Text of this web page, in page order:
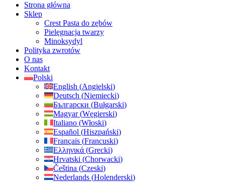
Strona główna
Sklep
Crest Pasta do zębów
Pielęgnacja twarzy
Minoksydyl
Polityka zwrotów
O nas
Kontakt
Polski
English (Angielski)
Deutsch (Niemiecki)
Български (Bułgarski)
Magyar(Węgierski)
Italiano (Włoski)
Español (Hiszpański)
Français (Francuski)
Ελληνικά (Grecki)
Hrvatski (Chorwacki)
Čeština (Czeski)
Nederlands (Holenderski)